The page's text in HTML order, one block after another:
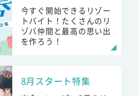
今すぐ開始できるリゾー
トバイト！たくさんのリ
ゾバ仲間と最高の思い出
を作ろう！
8月スタート特集